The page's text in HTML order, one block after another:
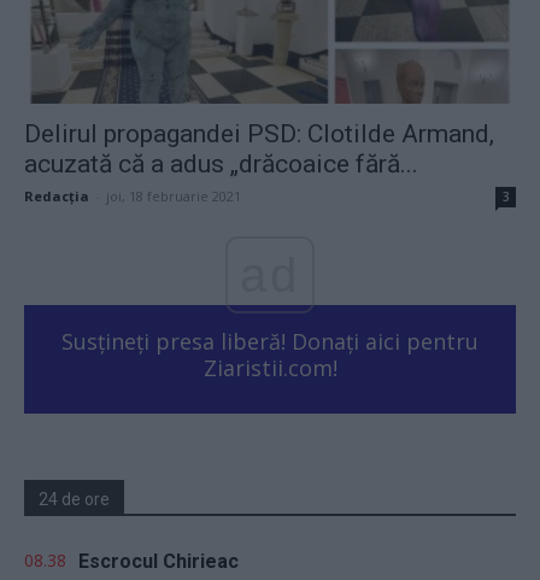
Delirul propagandei PSD: Clotilde Armand,
acuzată că a adus „drăcoaice fără...
Redacţia joi, 18 februarie 2021 3
Susțineți presa liberă! Donați aici pentru
Ziaristii.com!
24 de ore
08.38 Escrocul Chirieac